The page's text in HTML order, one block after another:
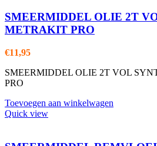
SMEERMIDDEL OLIE 2T
METRAKIT PRO
€11,95
SMEERMIDDEL OLIE 2T VOL
PRO
Toevoegen aan winkelwagen
Quick view